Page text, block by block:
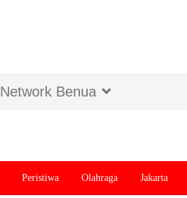
Network Benua
Peristiwa Olahraga Jakarta